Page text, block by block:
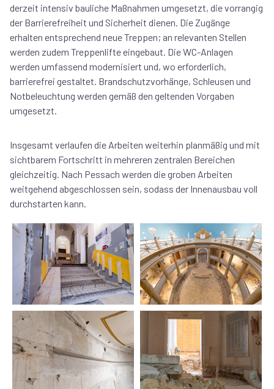
derzeit intensiv bauliche Maßnahmen umgesetzt, die vorrangig
der Barrierefreiheit und Sicherheit dienen. Die Zugänge
erhalten entsprechend neue Treppen; an relevanten Stellen
werden zudem Treppenlifte eingebaut. Die WC-Anlagen
werden umfassend modernisiert und, wo erforderlich,
barrierefrei gestaltet. Brandschutzvorhänge, Schleusen und
Notbeleuchtung werden gemäß den geltenden Vorgaben
umgesetzt.
Insgesamt verlaufen die Arbeiten weiterhin planmäßig und mit
sichtbarem Fortschritt in mehreren zentralen Bereichen
gleichzeitig. Nach Pessach werden die groben Arbeiten
weitgehend abgeschlossen sein, sodass der Innenausbau voll
durchstarten kann.